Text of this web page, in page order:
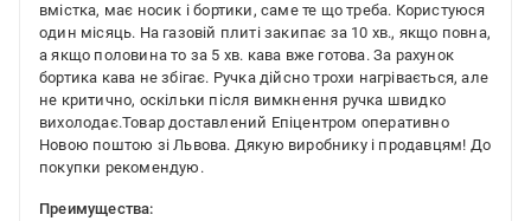
вмістка, має носик і бортики, саме те що треба. Користуюся
один місяць. На газовій плиті закипає за 10 хв., якщо повна,
а якщо половина то за 5 хв. кава вже готова. За рахунок
бортика кава не збігає. Ручка дійсно трохи нагрівається, але
не критично, оскільки після вимкнення ручка швидко
вихолодає.Товар доставлений Епіцентром оперативно
Новою поштою зі Львова. Дякую виробнику і продавцям! До
покупки рекомендую.
Преимущества: